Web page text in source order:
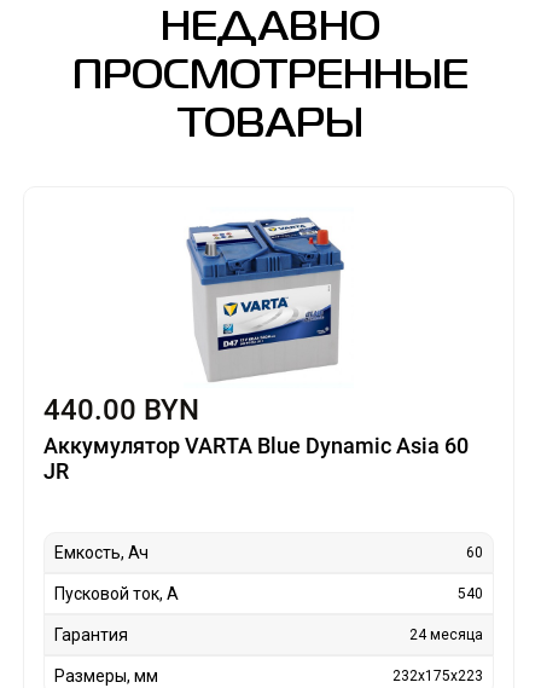
НЕДАВНО
ПРОСМОТРЕННЫЕ
ТОВАРЫ
440.00 BYN
Аккумулятор VARTA Blue Dynamic Asia 60
JR
Емкость, Ач 60
Пусковой ток, А 540
Гарантия 24 месяца
Размеры, мм 232x175x223